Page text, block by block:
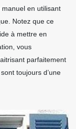
en utilisant
Notez que ce
à mettre en
vous
parfaitement
toujours d’une